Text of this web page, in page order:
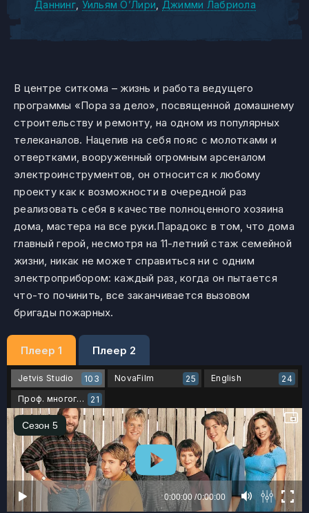
Даннинг Уильям О’Лири Джимми Лабриола
В центре ситкома – жизнь и работа ведущего
программы «Пора за дело», посвященной домашнему
строительству и ремонту, на одном из популярных
телеканалов. Нацепив на себя пояс с молотками и
отвертками, вооруженный огромным арсеналом
электроинструментов, он относится к любому
проекту как к возможности в очередной раз
реализовать себя в качестве полноценного хозяина
дома, мастера на все руки.Парадокс в том, что дома
главный герой, несмотря на 11-летний стаж семейной
жизни, никак не может справиться ни с одним
электроприбором: каждый раз, когда он пытается
что-то починить, все заканчивается вызовом
бригады пожарных.
Плеер 1 Плеер 2
Jetvis Studio 103 NovaFilm 25 English
24
Проф. многоголосый
21